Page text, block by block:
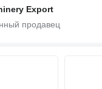
Export